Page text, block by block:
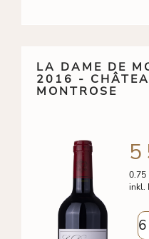
LA DAME DE
2016 -
MONTROSE
0.75
inkl.